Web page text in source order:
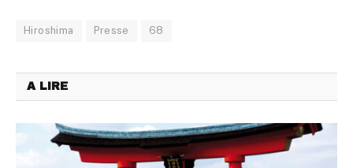
Hiroshima Presse 68
A LIRE